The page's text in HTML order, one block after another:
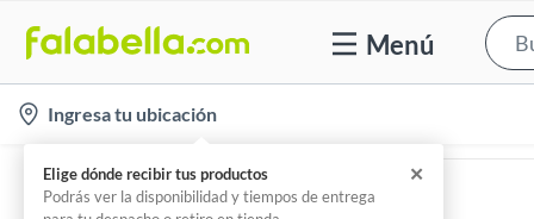
Menú
Ingresa tu ubicación
GENERICO
Almohada piernas viscoelastico con funda
Ortopedia Tecnisalud.